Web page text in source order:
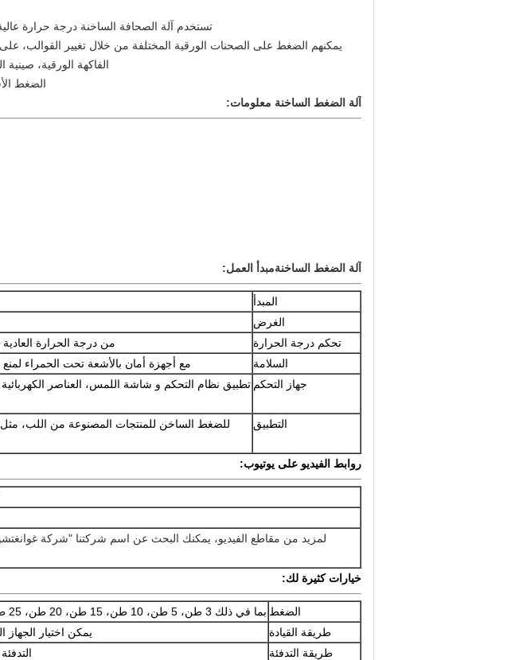
تستخدم آلة الصحافة الساخنة درجة حرارة
يمكنهم الضغط على الصحنات الورقية المختلفة من خلال تغيير القوالب،
الفاكهة الورقية،
الضغط الأقصى لهذه الآلة هو 50
آلة الضغط الساخنة معلومات:
آلة الضغط الساخنةمبدأ العمل:
المبدأ
الغرض
تحكم درجة الحرارة
من درجة الحرارة العادية ~ 200 درجة مئوية ، يمكن
السلامة
مع أجهزة أمان بالأشعة تحت الحمراء
جهاز التحكم تطبيق نظام التحكم و شاشة اللمس، العناصر
التطبيق
للضغط الساخن للمنتجات المصنوعة من اللب،
روابط الفيديو على يوتيوب:
لمزيد من مقاطع الفيديو، يمكنك البحث عن اسم شركتنا "شركة
خيارات كثيرة لك:
الضغط بما في ذلك 3 طن، 5 طن، 10 طن، 15 طن، 20 طن، 25 طن، 30 طن، 100 طن و 200 طن.
طريقة القيادة
يمكن اختيار الجهاز
طريقة التدفئة